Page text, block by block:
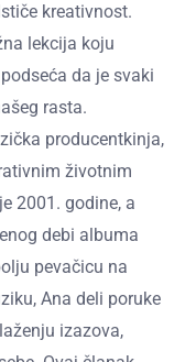
kreativnost.
lekcija koju
da je svaki
rasta.
producentkinja,
životnim
2001. godine, a
debi albuma
pevačicu na
Ana deli poruke
izazova,